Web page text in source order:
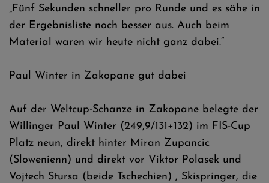
„Fünf Sekunden schneller pro Runde und es sähe in
der Ergebnisliste noch besser aus. Auch beim
Material waren wir heute nicht ganz dabei.“
Paul Winter in Zakopane gut dabei
Auf der Weltcup-Schanze in Zakopane belegte der
Willinger Paul Winter (249,9/131+132) im FIS-Cup
Platz neun, direkt hinter Miran Zupancic
(Slowenienn) und direkt vor Viktor Polasek und
Vojtech Stursa (beide Tschechien) , Skispringer, die